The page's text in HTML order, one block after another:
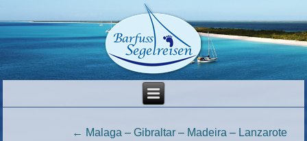
← Malaga – Gibraltar – Madeira – Lanzarote